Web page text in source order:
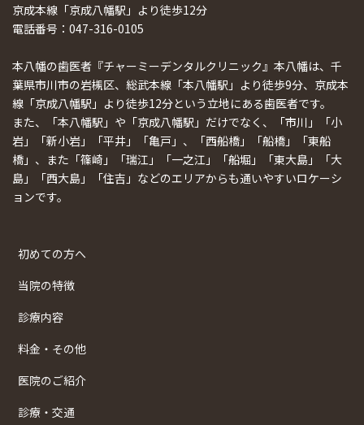
京成本線「京成八幡駅」より徒歩12分
電話番号：047-316-0105
本八幡の歯医者『チャーミーデンタルクリニック』本八幡は、千
葉県市川市の岩槻区、総武本線「本八幡駅」より徒歩9分、京成本
線「京成八幡駅」より徒歩12分という立地にある歯医者です。
また、「本八幡駅」や「京成八幡駅」だけでなく、「市川」「小
岩」「新小岩」「平井」「亀戸」、「西船橋」「船橋」「東船
橋」、また「篠崎」「瑞江」「一之江」「船堀」「東大島」「大
島」「西大島」「住吉」などのエリアからも通いやすいロケーシ
ョンです。
初めての方へ
当院の特徴
診療内容
料金・その他
医院のご紹介
診療・交通